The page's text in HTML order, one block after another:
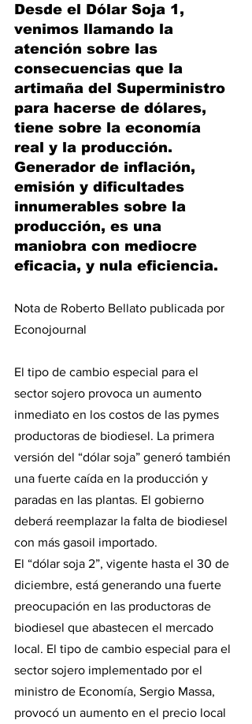
Desde el Dólar Soja 1,
venimos llamando la
atención sobre las
consecuencias que la
artimaña del Superministro
para hacerse de dólares,
tiene sobre la economía
real y la producción.
Generador de inflación,
emisión y dificultades
innumerables sobre la
producción, es una
maniobra con mediocre
eficacia, y nula eficiencia.
Nota de Roberto Bellato publicada por
Econojournal
El tipo de cambio especial para el
sector sojero provoca un aumento
inmediato en los costos de las pymes
productoras de biodiesel. La primera
versión del “dólar soja” generó también
una fuerte caída en la producción y
paradas en las plantas. El gobierno
deberá reemplazar la falta de biodiesel
con más gasoil importado.
El “dólar soja 2”, vigente hasta el 30 de
diciembre, está generando una fuerte
preocupación en las productoras de
biodiesel que abastecen el mercado
local. El tipo de cambio especial para el
sector sojero implementado por el
ministro de Economía, Sergio Massa,
provocó un aumento en el precio local